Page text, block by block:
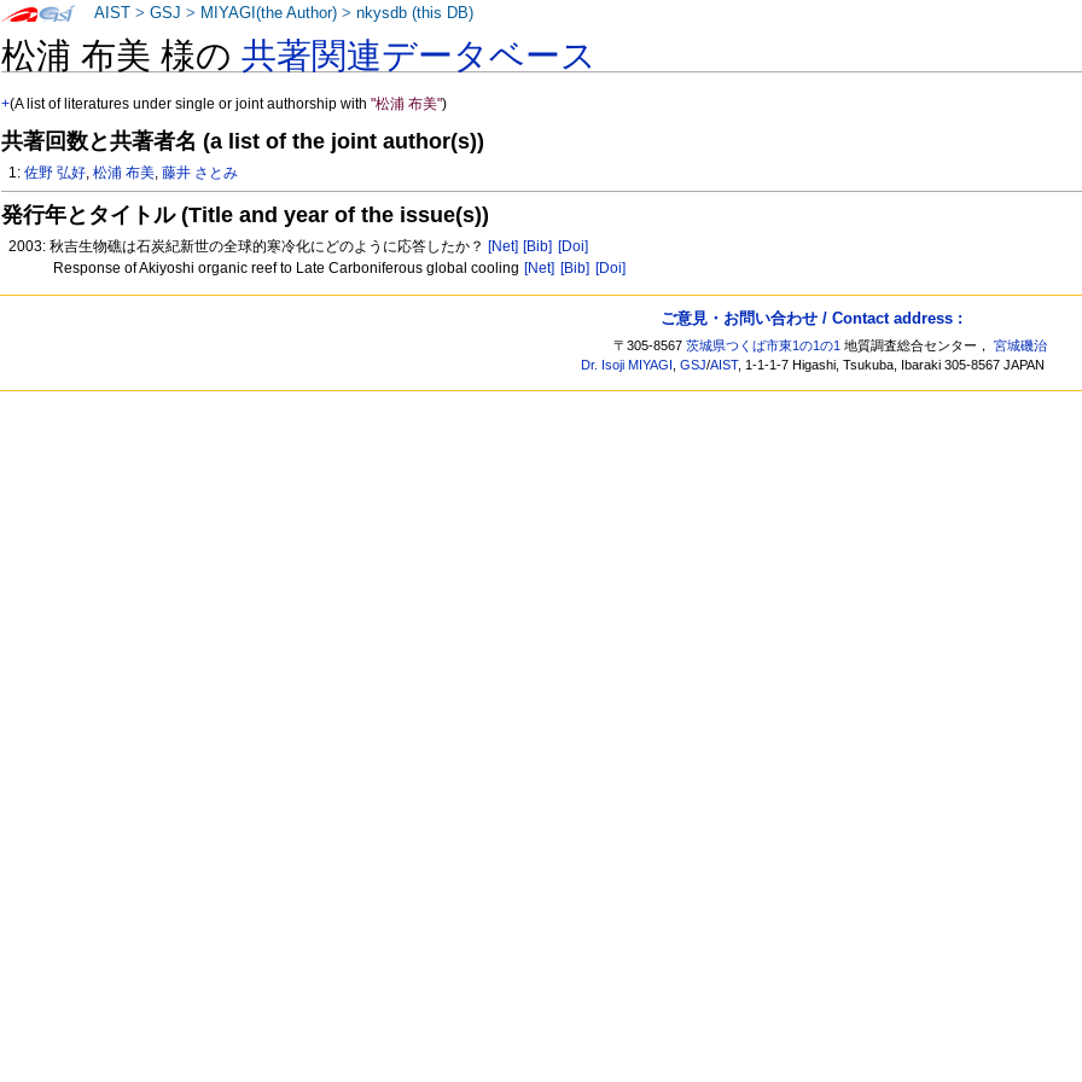
松浦 布美 様の共著関連データベース
+(A list of literatures under single or joint authorship with"松浦 布美")
共著回数と共著者名 (a list of the joint author(s))
1:佐野 弘好,松浦 布美,藤井 さとみ
発行年とタイトル (Title and year of the issue(s))
2003: 秋吉生物礁は石炭紀新世の全球的寒冷化にどのように応答したか？ [Net] [Bib] [Doi]
Response of Akiyoshi organic reef to Late Carboniferous global cooling [Net] [Bib] [Doi]
AIST >GSJ > MIYAGI(the Author) >nkysdb (this DB)
ご意見・お問い合わせ / Contact address :
〒305-8567茨城県つくば市東1の1の1 地質調査総合センター，宮城磯治
Dr. Isoji MIYAGI ,GSJ/AIST, 1-1-1-7 Higashi, Tsukuba, Ibaraki 305-8567 JAPAN